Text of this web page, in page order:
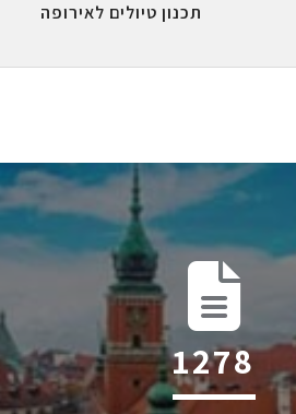
תכנון טיולים לאירופה
2004